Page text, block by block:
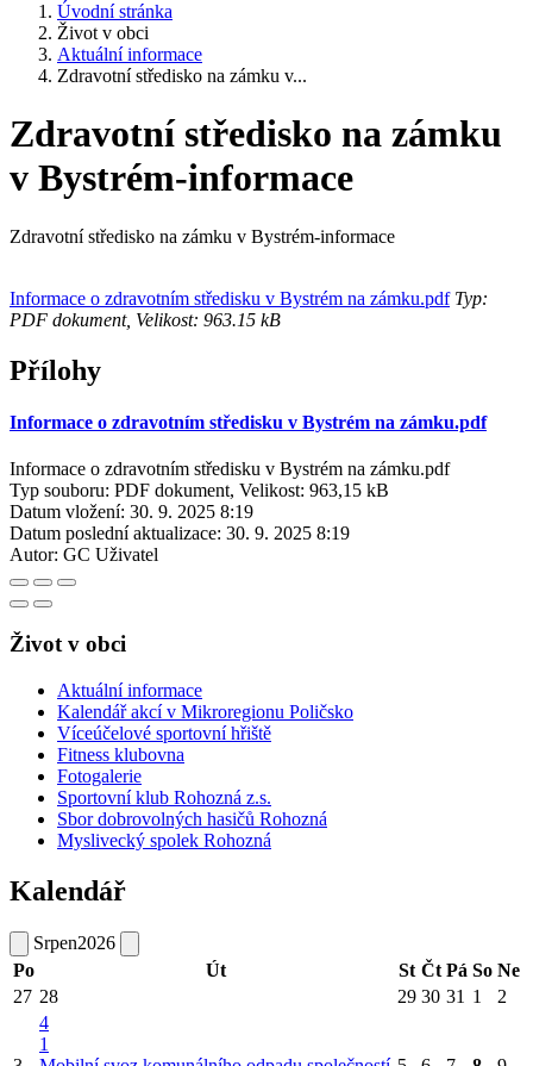
Úvodní stránka
Život v obci
Aktuální informace
Zdravotní středisko na zámku v...
Zdravotní středisko na zámku
v Bystrém-informace
Zdravotní středisko na zámku v Bystrém-informace
Informace o zdravotním středisku v Bystrém na zámku.pdfTyp:
PDF dokument, Velikost: 963.15 kB
Přílohy
Informace o zdravotním středisku v Bystrém na zámku.pdf
Informace o zdravotním středisku v Bystrém na zámku.pdf
Typ souboru: PDF dokument, Velikost: 963,15 kB
Datum vložení: 30. 9. 2025 8:19
Datum poslední aktualizace: 30. 9. 2025 8:19
Autor: GC Uživatel
Život v obci
Aktuální informace
Kalendář akcí v Mikroregionu Poličsko
Víceúčelové sportovní hřiště
Fitness klubovna
Fotogalerie
Sportovní klub Rohozná z.s.
Sbor dobrovolných hasičů Rohozná
Myslivecký spolek Rohozná
Kalendář
Srpen2026
Po
Út St Čt Pá So Ne
27 28 29 30 31 1 2
4
1